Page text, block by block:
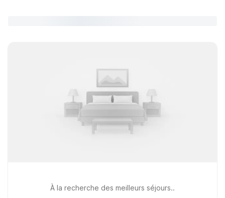
À la recherche des meilleurs séjours..